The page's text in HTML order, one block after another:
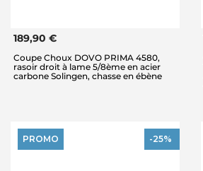
189,90 €
Coupe Choux DOVO PRIMA 4580,
rasoir droit à lame 5/8ème en acier
carbone Solingen, chasse en ébène
PROMO -25%